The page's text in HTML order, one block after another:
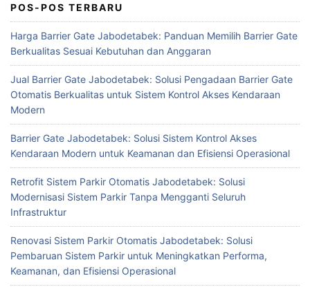
POS-POS TERBARU
Harga Barrier Gate Jabodetabek: Panduan Memilih Barrier Gate
Berkualitas Sesuai Kebutuhan dan Anggaran
Jual Barrier Gate Jabodetabek: Solusi Pengadaan Barrier Gate
Otomatis Berkualitas untuk Sistem Kontrol Akses Kendaraan
Modern
Barrier Gate Jabodetabek: Solusi Sistem Kontrol Akses
Kendaraan Modern untuk Keamanan dan Efisiensi Operasional
Retrofit Sistem Parkir Otomatis Jabodetabek: Solusi
Modernisasi Sistem Parkir Tanpa Mengganti Seluruh
Infrastruktur
Renovasi Sistem Parkir Otomatis Jabodetabek: Solusi
Pembaruan Sistem Parkir untuk Meningkatkan Performa,
Keamanan, dan Efisiensi Operasional